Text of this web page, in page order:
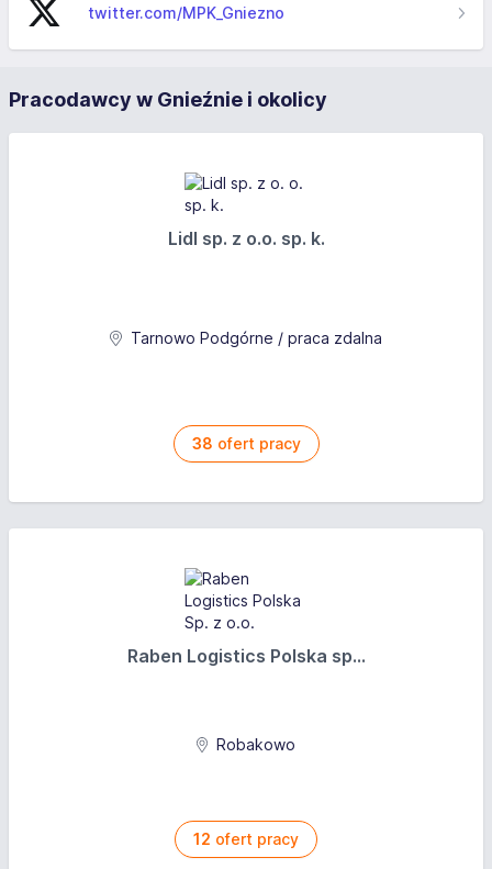
twitter.com/MPK_Gniezno
Pracodawcy w Gnieźnie i okolicy
Lidl sp. z o.o. sp. k.
Tarnowo Podgórne / praca zdalna
38 ofert pracy
Raben Logistics Polska sp...
Robakowo
12 ofert pracy